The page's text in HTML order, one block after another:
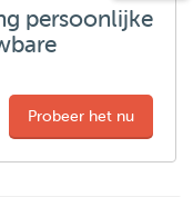
persoonlijke
Probeer het nu